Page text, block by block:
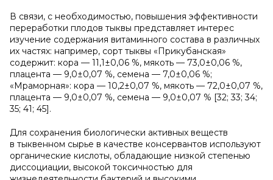
В связи, с необходимостью, повышения эффективности
переработки плодов тыквы представляет интерес
изучение содержания витаминного состава в различных
их частях: например, сорт тыквы «Прикубанская»
содержит: кора — 11,1±0,06 %, мякоть — 73,0±0,06 %,
плацента — 9,0±0,07 %, семена — 7,0±0,06 %;
«Мраморная»: кора — 10,2±0,07 %, мякоть — 72,0±0,07 %,
плацента — 9,0±0,07 %, семена — 9,0±0,07 % [32; 33; 34;
35; 41; 45].
Для сохранения биологически активных веществ
в тыквенном сырье в качестве консервантов используют
органические кислоты, обладающие низкой степенью
диссоциации, высокой токсичностью для